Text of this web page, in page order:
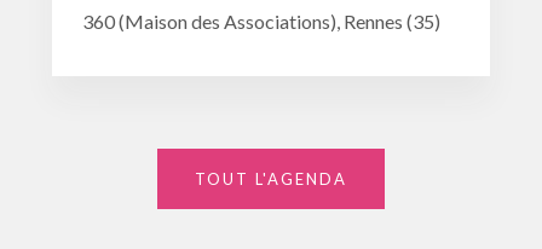
360 (Maison des Associations), Rennes (35)
TOUT L'AGENDA